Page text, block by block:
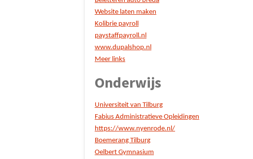
Website laten maken
Kolibrie payroll
paystaffpayroll.nl
www.dupalshop.nl
Meer links
Onderwijs
Universiteit van Tilburg
Fabius Administratieve Opleidingen
https://www.nyenrode.nl/
Boemerang Tilburg
Oelbert Gymnasium